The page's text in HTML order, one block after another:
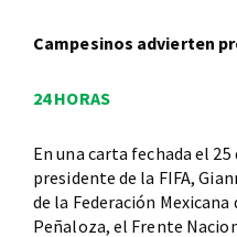
Campesinos advierten
24 HORAS
En una carta fechada el
presidente de la FIFA,
de la Federación
Peñaloza, el Frente